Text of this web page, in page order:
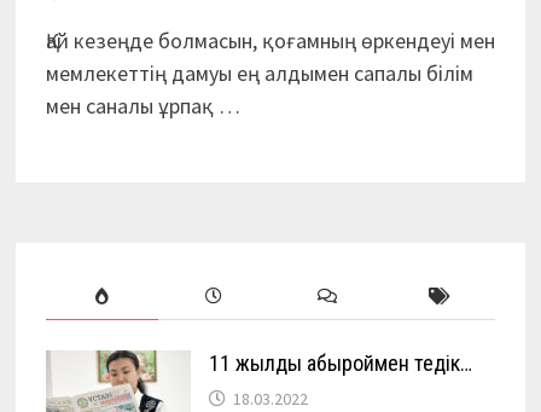
Қай кезеңде болмасын, қоғамның өркендеуі мен
мемлекеттің дамуы ең алдымен сапалы білім
мен саналы ұрпақ …
11 жылды абыроймен өтедік…
18.03.2022